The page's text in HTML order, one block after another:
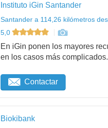
Instituto iGin Santander
Santander a 114,26 kilómetros
5,0
En iGin ponen los mayores
en los casos más
Contactar
Biokibank